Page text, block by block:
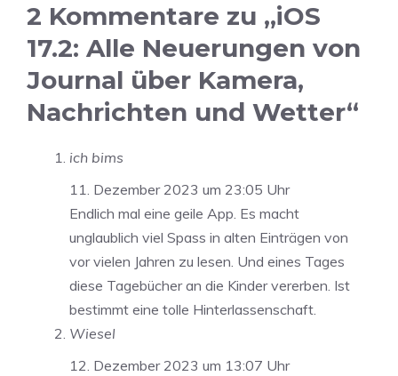
2 Kommentare zu „iOS
17.2: Alle Neuerungen von
Journal über Kamera,
Nachrichten und Wetter“
ich bims
11. Dezember 2023 um 23:05 Uhr
Endlich mal eine geile App. Es macht
unglaublich viel Spass in alten Einträgen von
vor vielen Jahren zu lesen. Und eines Tages
diese Tagebücher an die Kinder vererben. Ist
bestimmt eine tolle Hinterlassenschaft.
Wiesel
12. Dezember 2023 um 13:07 Uhr